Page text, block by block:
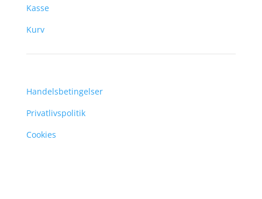
Kasse
Kurv
Handelsbetingelser
Privatlivspolitik
Cookies